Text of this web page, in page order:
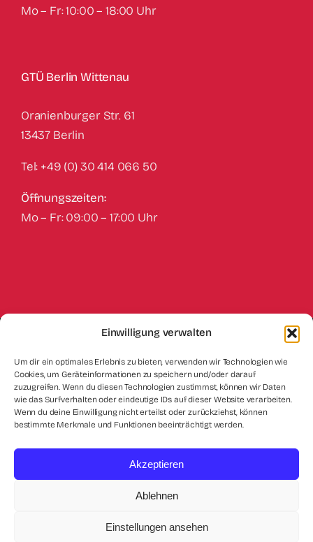
Einwilligung verwalten
Um dir ein optimales Erlebnis zu bieten, verwenden wir Technologien wie
Cookies, um Geräteinformationen zu speichern und/oder darauf
zuzugreifen. Wenn du diesen Technologien zustimmst, können wir Daten
wie das Surfverhalten oder eindeutige IDs auf dieser Website verarbeiten.
Wenn du deine Einwilligung nicht erteilst oder zurückziehst, können
bestimmte Merkmale und Funktionen beeinträchtigt werden.
Akzeptieren
Ablehnen
Einstellungen ansehen
Mo – Fr: 10:00 – 18:00 Uhr
GTÜ Berlin Wittenau
Oranienburger Str. 61
13437 Berlin
Tel: +49 (0) 30 414 066 50
Öffnungszeiten:
Mo – Fr: 09:00 – 17:00 Uhr
Impressum Datenschutz
Kontakt
Cookie-Richtlinie (EU)
© 2026 • Ingenieurbüro Karakaya